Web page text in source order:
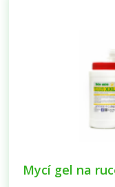
Mycí gel na